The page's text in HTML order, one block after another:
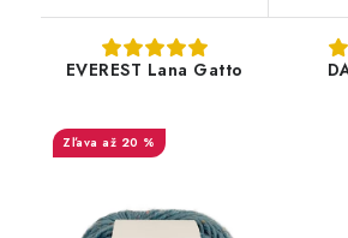
EVEREST Lana Gatto
až 20 %